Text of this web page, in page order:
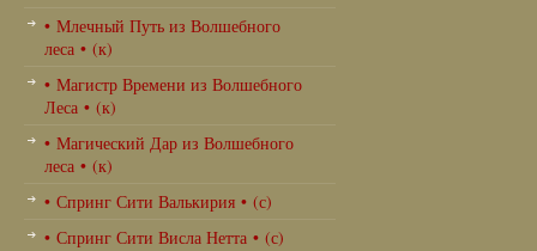
• Млечный Путь из Волшебного
леса • (к)
• Магистр Времени из Волшебного
Леса • (к)
• Магический Дар из Волшебного
леса • (к)
• Спринг Сити Валькирия • (с)
• Спринг Сити Висла Нетта • (с)